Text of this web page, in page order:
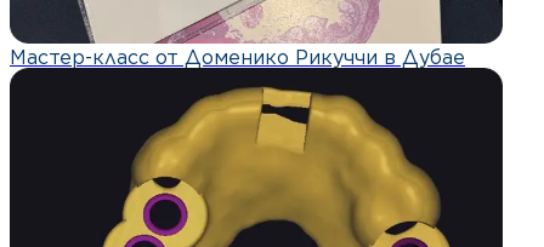
Мастер-класс от Доменико Рикуччи в Дубае